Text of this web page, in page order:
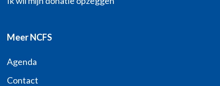
Meer NCFS
Agenda
Contact